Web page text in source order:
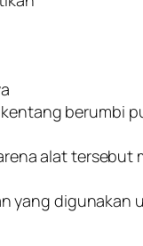
berumbi
alat
yang